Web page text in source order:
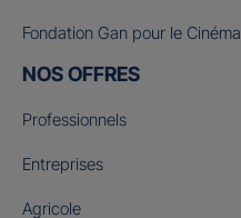
Fondation Gan pour le Cinéma
NOS OFFRES
Professionnels
Entreprises
Agricole